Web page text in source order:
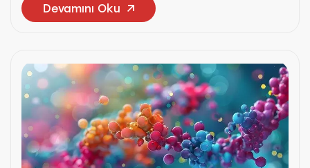
Devamını Oku